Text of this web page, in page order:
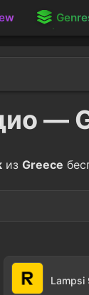
—
из Greece
Lampsi